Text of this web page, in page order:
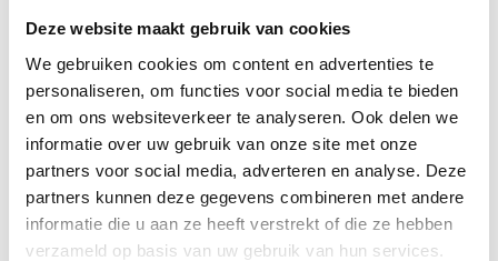
Deze website maakt gebruik van cookies
We gebruiken cookies om content en advertenties te
personaliseren, om functies voor social media te bieden
en om ons websiteverkeer te analyseren. Ook delen we
informatie over uw gebruik van onze site met onze
partners voor social media, adverteren en analyse. Deze
partners kunnen deze gegevens combineren met andere
informatie die u aan ze heeft verstrekt of die ze hebben
verzameld op basis van uw gebruik van hun services.
camper, motor of boot inruilen. Onze
openingstijden zijn van maandag tot en met vrijdag
van 8.00 uur tot 18.00 uur en zaterdag van 9.00 uur
tot 17.00 uur. 2 koopzondagen per maand. Kom
naar onze showroom. Altijd 500 hoogwaardige
occasions op voorraad. Wilt u informatie en inruilen
bel dan onze verkoopadviseurs. GELD VRIJMAKEN?
WIJ BETALEN OOK TOE OP EEN GOEDKOPE AUTO!